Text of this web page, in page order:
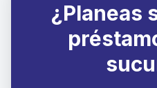
¿Planeas